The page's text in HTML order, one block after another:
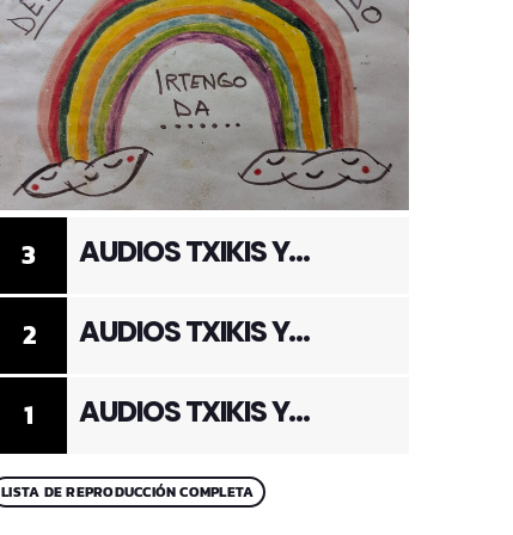
1 AUDIOS TXIKIS Y
2 AUDIOS TXIKIS Y
3 AUDIOS TXIKIS Y
LISTA DE REPRODUCCIÓN COMPLETA